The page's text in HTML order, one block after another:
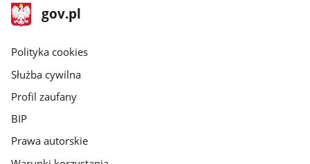
stopka
gov.pl
Strona
gov.pl
gov.pl
Polityka cookies
Służba cywilna
Profil zaufany
BIP
Prawa autorskie